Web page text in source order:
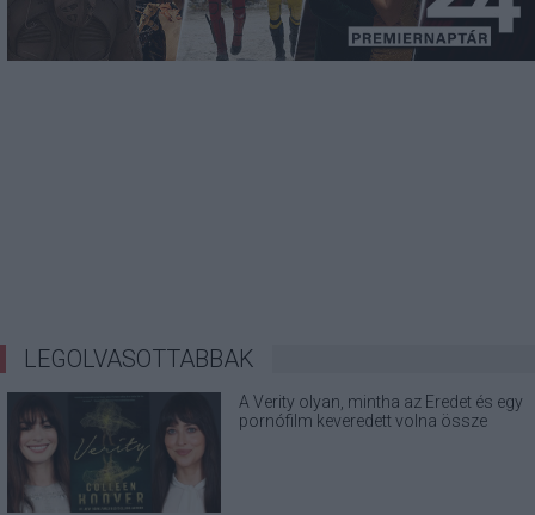
LEGOLVASOTTABBAK
A Verity olyan, mintha az Eredet és egy
pornófilm keveredett volna össze